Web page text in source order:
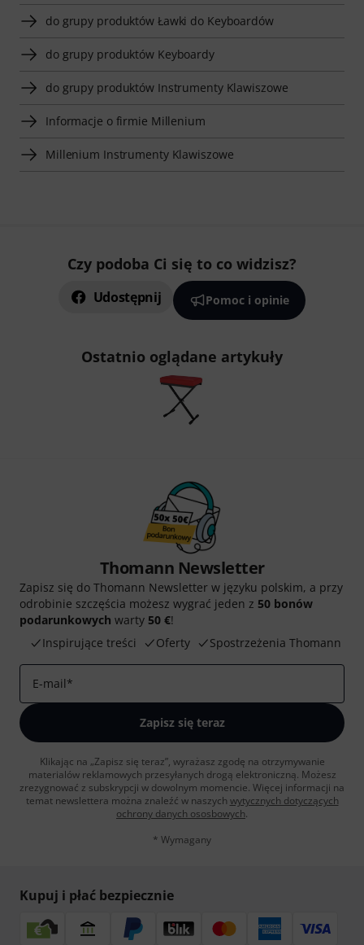
do grupy produktów Ławki do Keyboardów
do grupy produktów Keyboardy
do grupy produktów Instrumenty Klawiszowe
Informacje o firmie Millenium
Millenium Instrumenty Klawiszowe
Czy podoba Ci się to co widzisz?
Udostępnij Pomoc i opinie
Ostatnio oglądane artykuły
Thomann Newsletter
Zapisz się do Thomann Newsletter w języku polskim, a przy
odrobinie szczęścia możesz wygrać jeden z 50 bonów
podarunkowych warty 50 €!
Inspirujące treści
Oferty Spostrzeżenia Thomann
E-mail*
Zapisz się teraz
Klikając na „Zapisz się teraz”, wyrażasz zgodę na otrzymywanie
materialów reklamowych przesyłanych drogą elektroniczną. Możesz
zrezygnować z subskrypcji w dowolnym momencie. Więcej informacji na
temat newslettera można znaleźć w naszych wytycznych dotyczących
ochrony danych ososbowych.
* Wymagany
Kupuj i płać bezpiecznie